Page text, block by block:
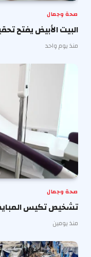
صحة وجمال
البيت الأبيض يفتح
منذ يوم واحد
صحة وجمال
تشخيص تكيس
منذ يومين